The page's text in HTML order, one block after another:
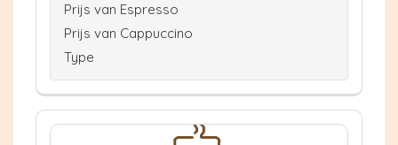
Prijs van Espresso
Prijs van Cappuccino
Type